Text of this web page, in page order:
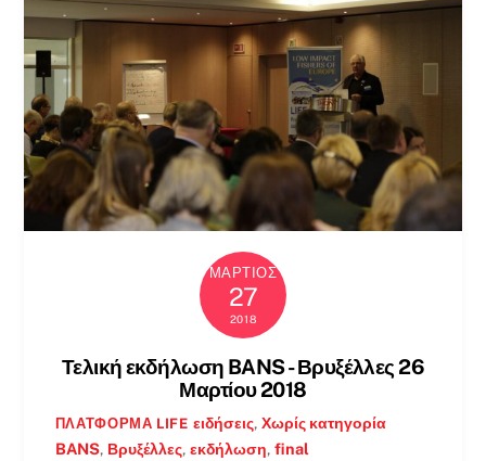
ΜΆΡΤΙΟΣ
27
2018
Τελική εκδήλωση BANS - Βρυξέλλες 26
Μαρτίου 2018
ΠΛΑΤΦΌΡΜΑ LIFE ειδήσεις, Χωρίς κατηγορία
BANS, Βρυξέλλες, εκδήλωση, final